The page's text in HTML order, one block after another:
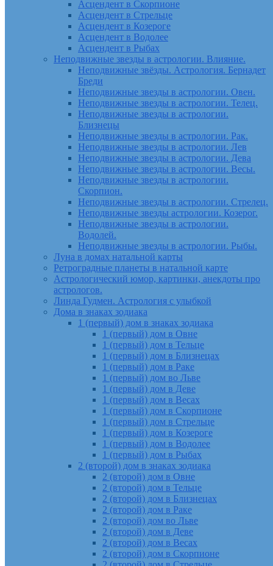
Асцендент в Скорпионе
Асцендент в Стрельце
Асцендент в Козероге
Асцендент в Водолее
Асцендент в Рыбах
Неподвижные звезды в астрологии. Влияние.
Неподвижные звёзды. Астрология. Бернадет
Бреди
Неподвижные звезды в астрологии. Овен.
Неподвижные звезды в астрологии. Телец.
Неподвижные звезды в астрологии.
Близнецы
Неподвижные звезды в астрологии. Рак.
Неподвижные звезды в астрологии. Лев
Неподвижные звезды в астрологии. Дева
Неподвижные звезды в астрологии. Весы.
Неподвижные звезды в астрологии.
Скорпион.
Неподвижные звезды в астрологии. Стрелец.
Неподвижные звезды астрологии. Козерог.
Неподвижные звезды в астрологии.
Водолей.
Неподвижные звезды в астрологии. Рыбы.
Луна в домах натальной карты
Ретроградные планеты в натальной карте
Астрологический юмор, картинки, анекдоты про
астрологов.
Линда Гудмен. Астрология с улыбкой
Дома в знаках зодиака
1 (первый) дом в знаках зодиака
1 (первый) дом в Овне
1 (первый) дом в Тельце
1 (первый) дом в Близнецах
1 (первый) дом в Раке
1 (первый) дом во Льве
1 (первый) дом в Деве
1 (первый) дом в Весах
1 (первый) дом в Скорпионе
1 (первый) дом в Стрельце
1 (первый) дом в Козероге
1 (первый) дом в Водолее
1 (первый) дом в Рыбах
2 (второй) дом в знаках зодиака
2 (второй) дом в Овне
2 (второй) дом в Тельце
2 (второй) дом в Близнецах
2 (второй) дом в Раке
2 (второй) дом во Льве
2 (второй) дом в Деве
2 (второй) дом в Весах
2 (второй) дом в Скорпионе